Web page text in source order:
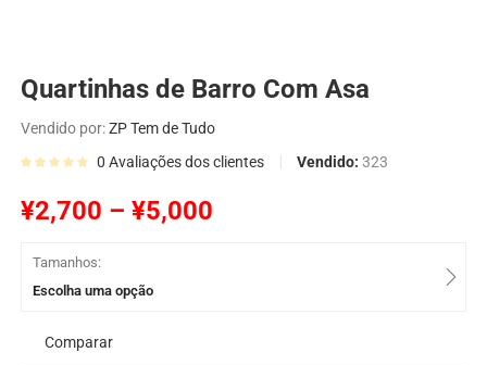
Quartinhas de Barro Com Asa
Vendido por:ZP Tem de Tudo
0 Avaliações dos clientes Vendido:323
¥2,700 – ¥5,000
Tamanhos:
Escolha uma opção
Comparar